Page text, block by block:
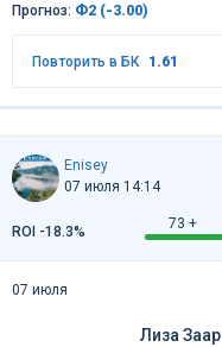
Прогноз: Ф2 (-3.00)
Повторить в БК 1.61
Enisey
07 июля 14:14
73 +
ROI -18.3%
Лиза Заар
07 июля